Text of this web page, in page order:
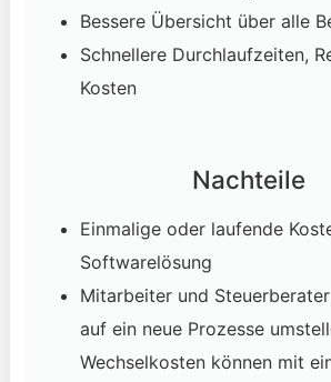
Bessere Übersicht über alle
Schnellere Durchlaufzeiten,
Kosten
Nachteile
Einmalige oder laufende
Softwarelösung
Mitarbeiter und
auf ein neue Prozesse
Wechselkosten können mit